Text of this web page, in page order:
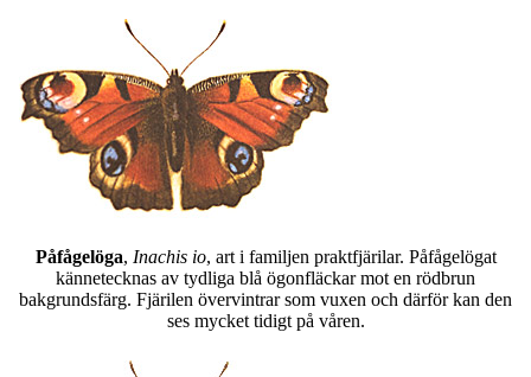
Påfågelöga, Inachis io, art i familjen praktfjärilar. Påfågelögat
kännetecknas av tydliga blå ögonfläckar mot en rödbrun
bakgrundsfärg. Fjärilen övervintrar som vuxen och därför kan den
ses mycket tidigt på våren.